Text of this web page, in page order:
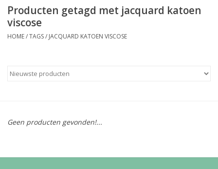
Fournituren
Patronen
Producten getagd met jacquard katoen
viscose
HOME/TAGS/ JACQUARD KATOEN VISCOSE
Geen producten gevonden!...